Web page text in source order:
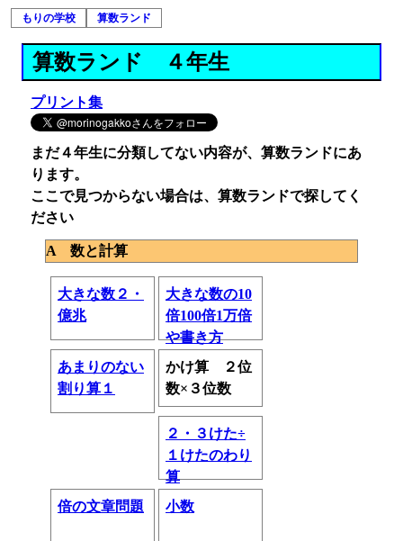
もりの学校 算数ランド
算数ランド ４年生
プリント集
まだ４年生に分類してない内容が、算数ランドにあ
ります。
ここで見つからない場合は、算数ランドで探してく
ださい
A 数と計算
大きな数２・
億兆
大きな数の10
倍100倍1万倍
や書き方
あまりのない
割り算１
かけ算 ２位
数×３位数
２・３けた÷
１けたのわり
算
倍の文章問題
小数